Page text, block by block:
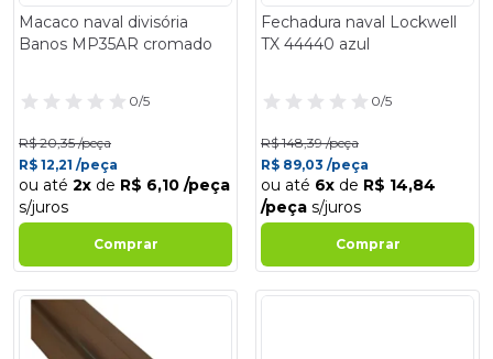
Macaco naval divisória
Banos MP35AR cromado
0/5
R$ 20,35 /peça
R$ 12,21 /peça
ou até 2x de R$ 6,10 /peça
s/juros
Comprar
Fechadura naval Lockwell
TX 44440 azul
0/5
R$ 148,39 /peça
R$ 89,03 /peça
ou até 6x de R$ 14,84
/peça s/juros
Comprar